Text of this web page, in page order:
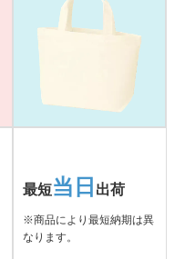
最短当日 出荷
※商品により最短納期は異
なります。